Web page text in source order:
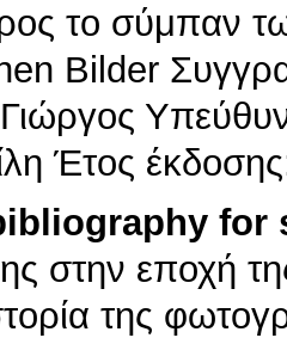
το σύμπαν
Bilder
Έτος
for
στην εποχή
της